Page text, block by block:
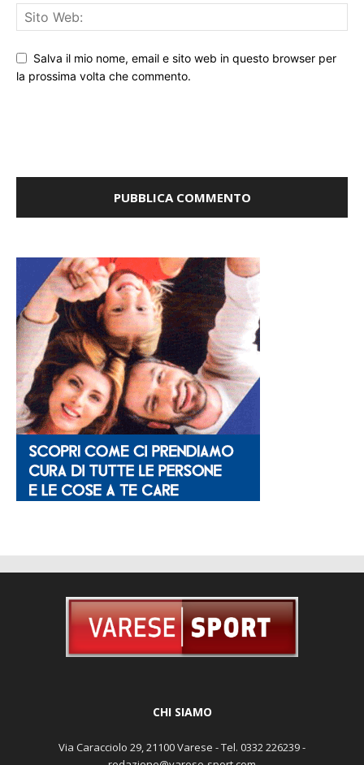
Salva il mio nome, email e sito web in questo browser per
la prossima volta che commento.
CHI SIAMO
Via Caracciolo 29, 21100 Varese - Tel. 0332 226239 -